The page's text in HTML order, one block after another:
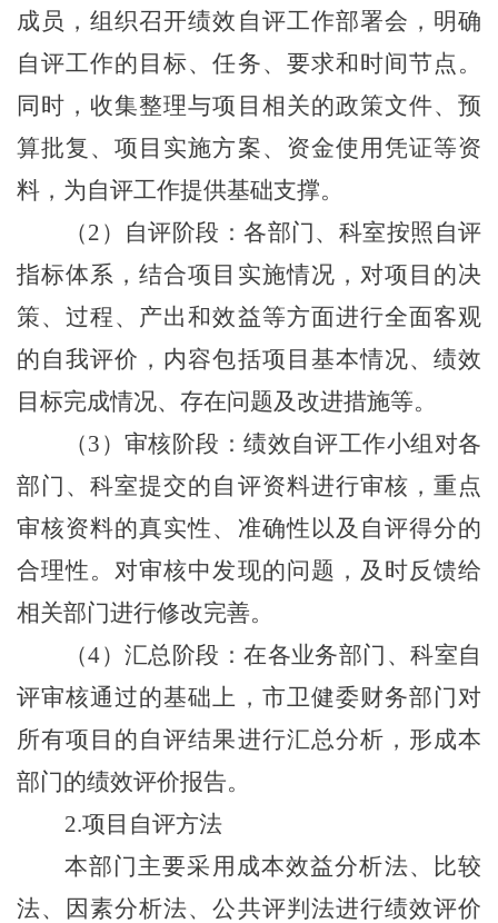
成员，组织召开绩效自评工作部署会，明确
自评工作的目标、任务、要求和时间节点。
同时，收集整理与项目相关的政策文件、预
算批复、项目实施方案、资金使用凭证等资
料，为自评工作提供基础支撑。
（2 ）自评阶段：各部门、科室按照自评
指标体系，结合项目实施情况，对项目的决
策、过程、产出和效益等方面进行全面客观
的自我评价，内容包括项目基本情况、绩效
目标完成情况、存在问题及改进措施等。
（3 ）审核阶段：绩效自评工作小组对各
部门、科室提交的自评资料进行审核，重点
审核资料的真实性、准确性以及自评得分的
合理性。对审核中发现的问题，及时反馈给
相关部门进行修改完善。
（4）汇总阶段：在各业务部门、科室自
评审核通过的基础上，市卫健委财务部门对
所有项目的自评结果进行汇总分析，形成本
部门的绩效评价报告。
2.项目自评方法
本部门主要采用成本效益分析法、比较
法、因素分析法、公共评判法进行绩效评价